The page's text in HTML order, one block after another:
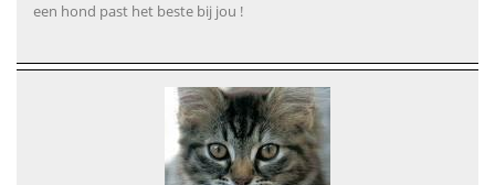
een hond past het beste bij jou !